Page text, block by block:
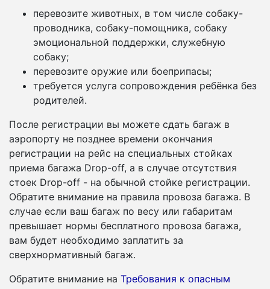
перевозите животных, в том числе собаку-
проводника, собаку-помощника, собаку
эмоциональной поддержки, служебную
собаку;
перевозите оружие или боеприпасы;
требуется услуга сопровождения ребёнка без
родителей.
После регистрации вы можете сдать багаж в
аэропорту не позднее времени окончания
регистрации на рейс на специальных стойках
приема багажа Drop-off, а в случае отсутствия
стоек Drop-off - на обычной стойке регистрации.
Обратите внимание на правила провоза багажа. В
случае если ваш багаж по весу или габаритам
превышает нормы бесплатного провоза багажа,
вам будет необходимо заплатить за
сверхнормативный багаж.
Обратите внимание на Требования к опасным